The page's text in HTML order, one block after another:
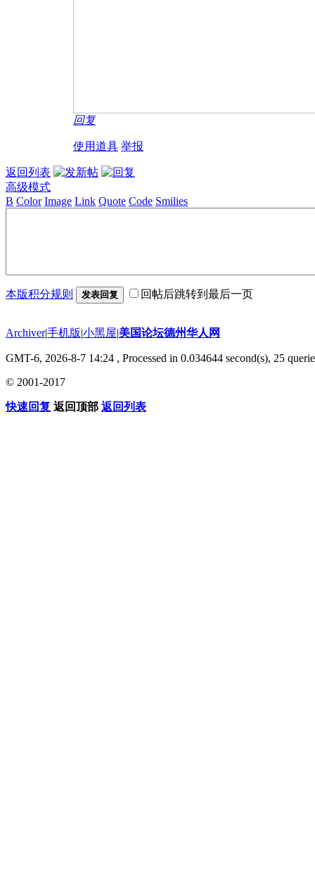
回复
使用道具 举报
返回列表
高级模式
B Color Image Link Quote Code Smilies
本版积分规则 发表回复 回帖后跳转到最后一页
Archiver|手机版|小黑屋|美国论坛德州华人网
GMT-6, 2026-8-7 14:24 , Processed in 0.034644 second(s), 25
© 2001-2017
快速回复 返回顶部 返回列表